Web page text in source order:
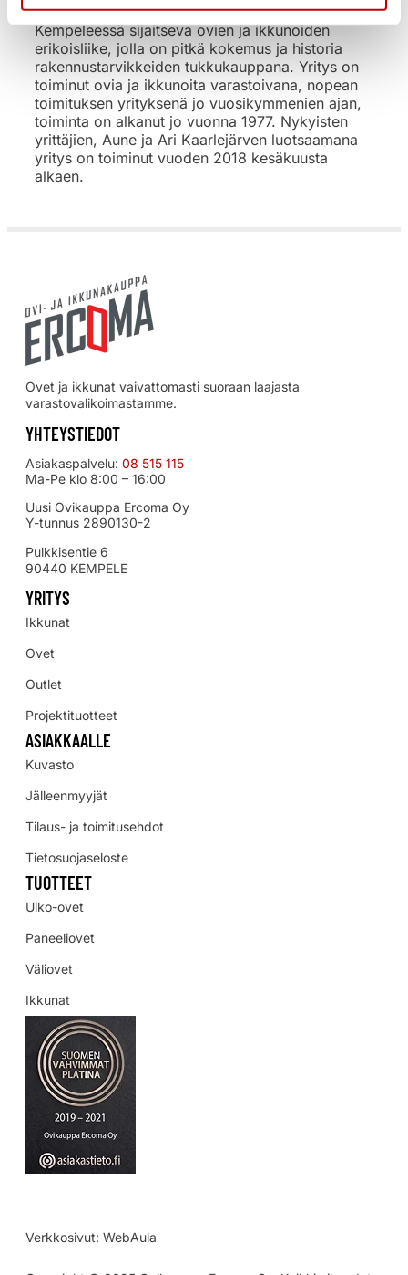
Ovi- ja ikkunakauppa Ercoma on Oulun kupeessa
Kempeleessä sijaitseva ovien ja ikkunoiden
erikoisliike, jolla on pitkä kokemus ja historia
rakennustarvikkeiden tukkukauppana. Yritys on
toiminut ovia ja ikkunoita varastoivana, nopean
toimituksen yrityksenä jo vuosikymmenien ajan,
toiminta on alkanut jo vuonna 1977. Nykyisten
yrittäjien, Aune ja Ari Kaarlejärven luotsaamana
yritys on toiminut vuoden 2018 kesäkuusta
alkaen.
Ovet ja ikkunat vaivattomasti suoraan laajasta
varastovalikoimastamme.
YHTEYSTIEDOT
Asiakaspalvelu: 08 515 115
Ma-Pe klo 8:00 – 16:00
Uusi Ovikauppa Ercoma Oy
Y-tunnus 2890130-2
Pulkkisentie 6
90440 KEMPELE
YRITYS
Ikkunat
Ovet
Outlet
Projektituotteet
ASIAKKAALLE
Kuvasto
Jälleenmyyjät
Tilaus- ja toimitusehdot
Tietosuojaseloste
TUOTTEET
Ulko-ovet
Paneeliovet
Väliovet
Ikkunat
Verkkosivut: WebAula